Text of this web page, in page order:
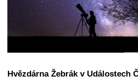
Hvězdárna Žebrák v Událostech